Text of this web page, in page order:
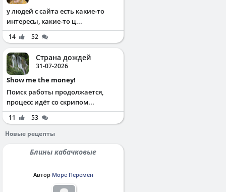
у людей с сайта есть какие-то
интересы, какие-то ц...
14 52
Страна дождей
31-07-2026
Show me the money!
Поиск работы продолжается,
процесс идёт со скрипом...
11
53
Новые рецепты
Блины кабачковые
Автор Море Перемен